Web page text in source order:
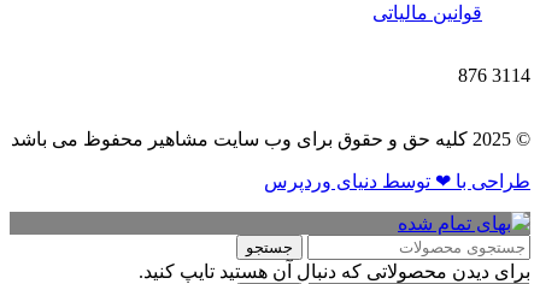
قوانین مالیاتی
3114
876
© 2025 کلیه حق و حقوق برای وب سایت مشاهیر محفوظ می باشد
طراحی با ❤ توسط​ دنیای وردپرس
جستجو
برای دیدن محصولاتی که دنبال آن هستید تایپ کنید.